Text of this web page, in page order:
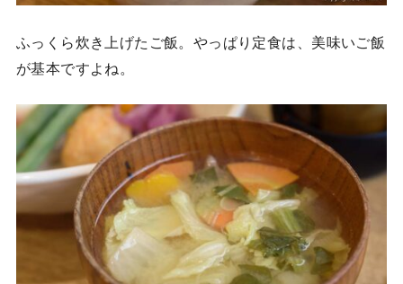
ふっくら炊き上げたご飯。やっぱり定食は、美味いご飯
が基本ですよね。